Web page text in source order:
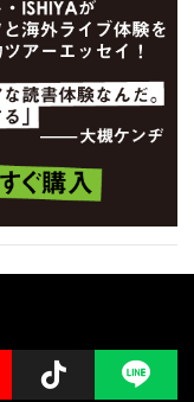
YouTube Follow